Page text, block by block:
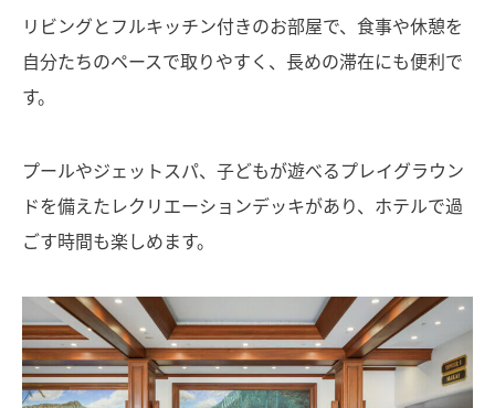
リビングとフルキッチン付きのお部屋で、食事や休憩を
自分たちのペースで取りやすく、長めの滞在にも便利で
す。
プールやジェットスパ、子どもが遊べるプレイグラウン
ドを備えたレクリエーションデッキがあり、ホテルで過
ごす時間も楽しめます。